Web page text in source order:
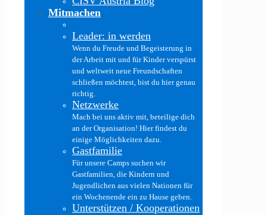
Mitmachen
Leader: in werden
Wenn du Freude und Begeisterung in
der Arbeit mit und für Kinder verspürst
und weltweit neue Freundschaften
schließen möchtest, bist du hier genau
richtig.
Netzwerke
Mach bei uns aktiv mit, beteilige dich
an der Organisation! Hier findest du
einige Möglichkeiten dazu.
Gastfamilie
Für unsere Camps suchen wir
Gastfamilien, die Kindern und
Jugendlichen aus vielen Nationen für
ein Wochenende ein zu Hause geben.
Unterstützen / Kooperationen